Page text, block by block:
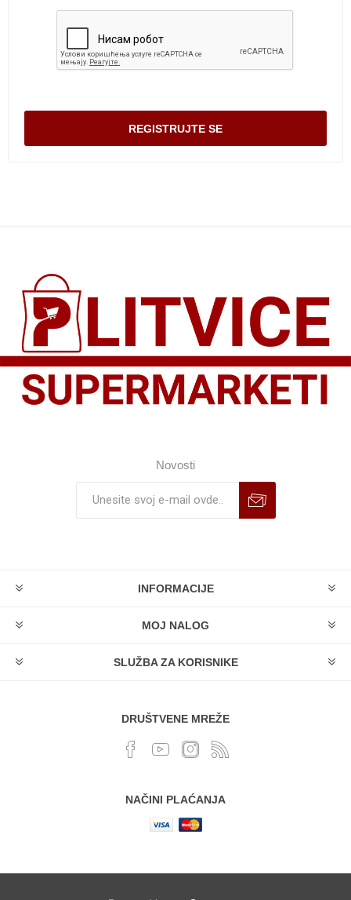
Novosti
INFORMACIJE
MOJ NALOG
SLUŽBA ZA KORISNIKE
DRUŠTVENE MREŽE
NAČINI PLAĆANJA